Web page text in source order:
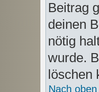
Beitrag
deinen
nötig
wurde.
löschen
Nach oben